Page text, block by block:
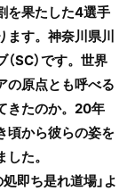
を果たした4選手
ます。神奈川県川
SC）です。世界
の原点とも呼べる
きたのか。20年
頃から彼らの姿を
た。
即ち是れ道場」よ